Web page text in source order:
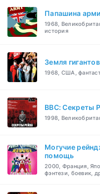
Папашина
1968,
история
Земля гигантов
1968, США,
BBC: Секреты
1998,
Могучие
помощь
2000, Франция,
фэнтези, боевик,